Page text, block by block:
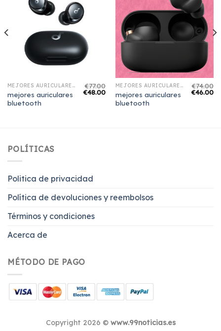
MEJORES AURICULARES BLUETOOTH
mejores auriculares
bluetooth
€77.00
€48.00
MEJORES AURICULARES BLUETOOTH
mejores auriculares
bluetooth
€74.00
€46.00
POLÍTICAS
Politica de privacidad
Política de devoluciones y reembolsos
Términos y condiciones
Acerca de
MÉTODO DE PAGO
Copyright 2026 © www.99noticias.es